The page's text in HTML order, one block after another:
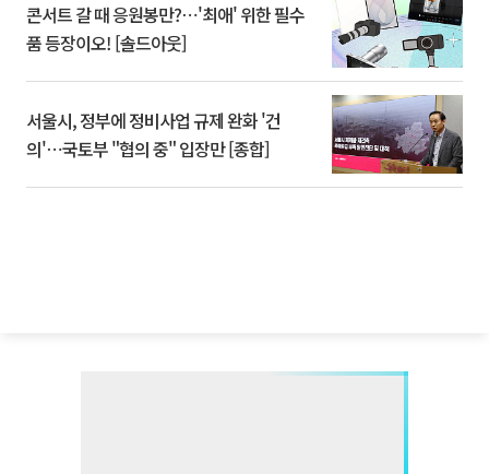
콘서트 갈 때 응원봉만?⋯'최애' 위한 필수
품 등장이오! [솔드아웃]
서울시, 정부에 정비사업 규제 완화 '건
의'⋯국토부 "협의 중" 입장만 [종합]